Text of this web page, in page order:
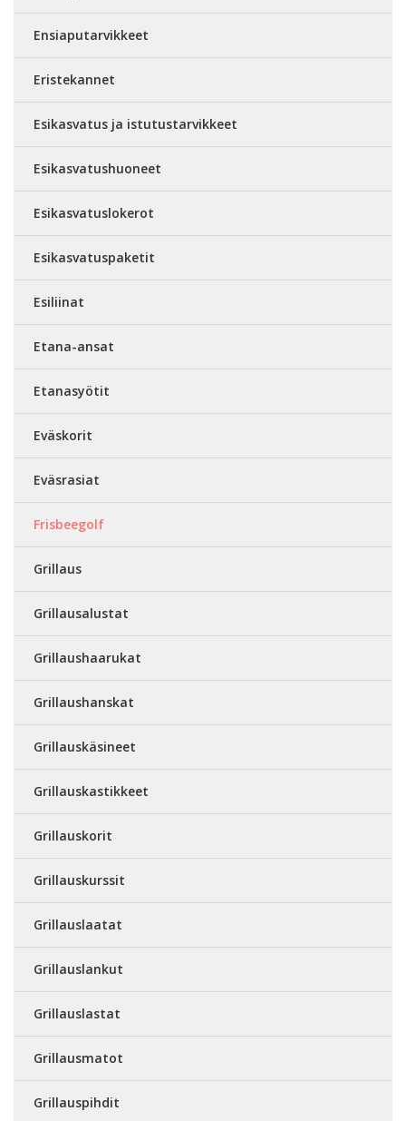
Ensiaputarvikkeet
Eristekannet
Esikasvatus ja istutustarvikkeet
Esikasvatushuoneet
Esikasvatuslokerot
Esikasvatuspaketit
Esiliinat
Etana-ansat
Etanasyötit
Eväskorit
Eväsrasiat
Frisbeegolf
Grillaus
Grillausalustat
Grillaushaarukat
Grillaushanskat
Grillauskäsineet
Grillauskastikkeet
Grillauskorit
Grillauskurssit
Grillauslaatat
Grillauslankut
Grillauslastat
Grillausmatot
Grillauspihdit